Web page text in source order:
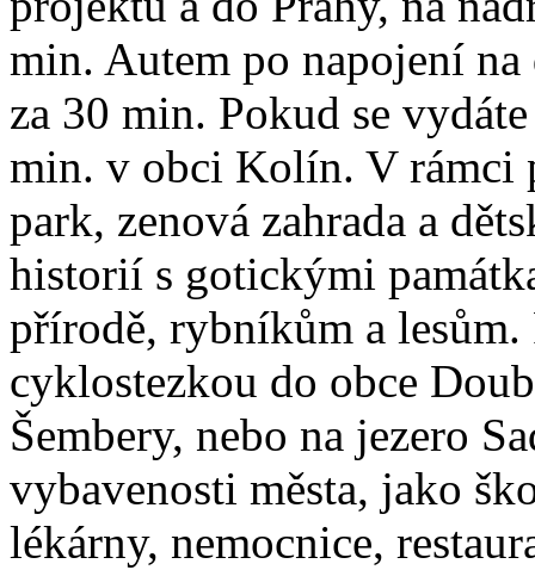
min. Autem po napojení
za 30 min. Pokud se
min. v obci Kolín. V rámci
park, zenová zahrada a
historií s gotickými
přírodě, rybníkům a
cyklostezkou do obce
Šembery, nebo na jezero
vybavenosti města, jako
lékárny, nemocnice,